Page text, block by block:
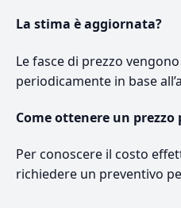
La stima è aggiornata?
Le fasce di prezzo
periodicamente in base
Come ottenere un prezzo
Per conoscere il costo
richiedere un preventivo